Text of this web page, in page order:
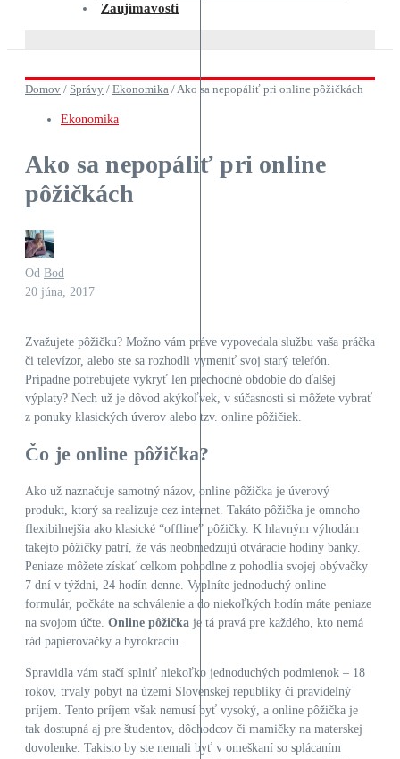
Zaujímavosti
Domov / Správy / Ekonomika /Ako sa nepopáliť pri online pôžičkách
Ekonomika
Ako sa nepopáliť pri online
pôžičkách
Od Bod
20 júna, 2017
Zvažujete pôžičku? Možno vám práve vypovedala službu vaša práčka
či televízor, alebo ste sa rozhodli vymeniť svoj starý telefón.
Prípadne potrebujete vykryť len prechodné obdobie do ďalšej
výplaty? Nech už je dôvod akýkoľvek, v súčasnosti si môžete vybrať
z ponuky klasických úverov alebo tzv. online pôžičiek.
Čo je online pôžička?
Ako už naznačuje samotný názov, online pôžička je úverový
produkt, ktorý sa realizuje cez internet. Takáto pôžička je omnoho
flexibilnejšia ako klasické “offline” pôžičky. K hlavným výhodám
takejto pôžičky patrí, že vás neobmedzujú otváracie hodiny banky.
Peniaze môžete získať celkom pohodlne z pohodlia svojej obývačky
7 dní v týždni, 24 hodín denne. Vyplníte jednoduchý online
formulár, počkáte na schválenie a do niekoľkých hodín máte peniaze
na svojom účte. Online pôžička je tá pravá pre každého, kto nemá
rád papierovačky a byrokraciu.
Spravidla vám stačí splniť niekoľko jednoduchých podmienok – 18
rokov, trvalý pobyt na území Slovenskej republiky či pravidelný
príjem. Tento príjem však nemusí byť vysoký, a online pôžička je
tak dostupná aj pre študentov, dôchodcov či mamičky na materskej
dovolenke. Takisto by ste nemali byť v omeškaní so splácaním